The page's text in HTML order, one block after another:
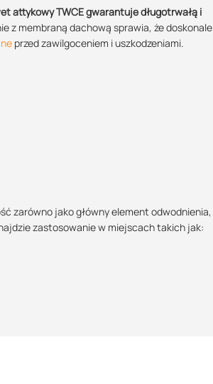
attykowy TWCE gwarantuje długotrwałą i
z membraną dachową sprawia, że doskonale
przed zawilgoceniem i uszkodzeniami.
zarówno jako główny element odwodnienia,
zastosowanie w miejscach takich jak:
DN 150